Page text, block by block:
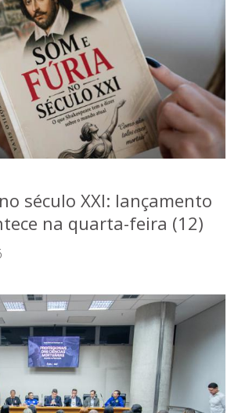
século XXI: lançamento
na quarta-feira (12)